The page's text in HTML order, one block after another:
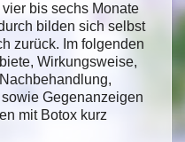
bis sechs Monate
bilden sich selbst
zurück. Im folgenden
Wirkungsweise,
Gegenanzeigen
mit Botox kurz